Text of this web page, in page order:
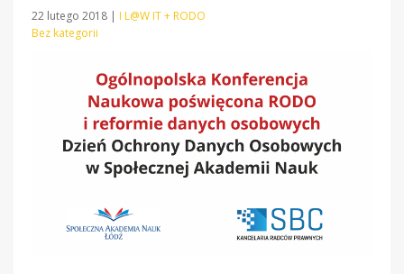
22 lutego 2018 | I L@W IT + RODO
Bez kategorii